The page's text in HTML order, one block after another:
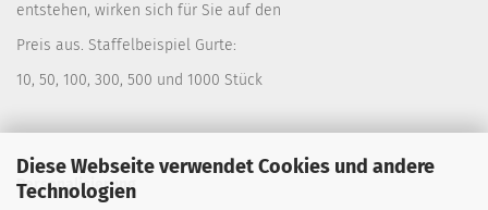
Diese Webseite verwendet Cookies und andere
Technologien
entstehen, wirken sich für Sie auf den
Preis aus. Staffelbeispiel Gurte:
10, 50, 100, 300, 500 und 1000 Stück
Personalisierung